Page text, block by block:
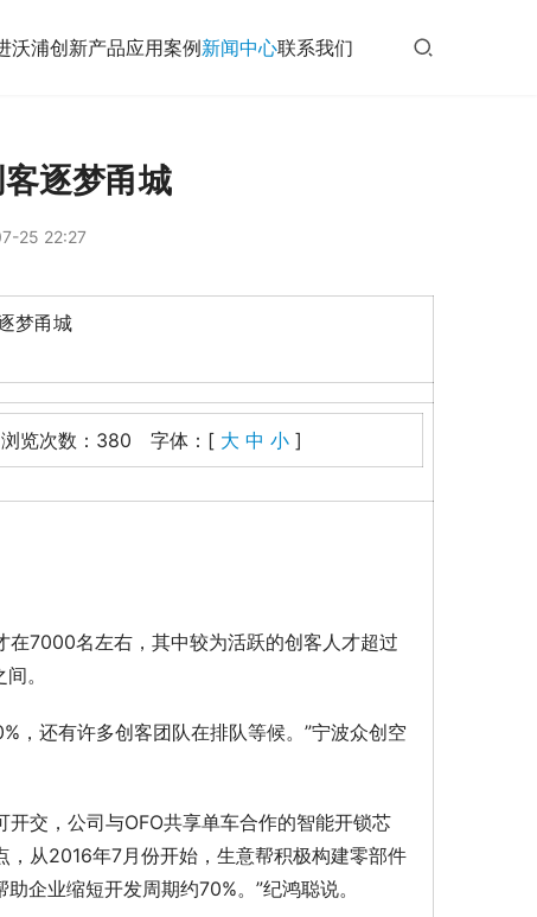
沃浦创新产品应用案例新闻中心联系我们
逐梦甬城
25 22:27
梦甬城
览次数：380 字体：[ 大 中 小 ]
7000名左右，其中较为活跃的创客人才超过
。
，还有许多创客团队在排队等候。”宁波众创空
交，公司与OFO共享单车合作的智能开锁芯
，从2016年7月份开始，生意帮积极构建零部件
企业缩短开发周期约70%。”纪鸿聪说。